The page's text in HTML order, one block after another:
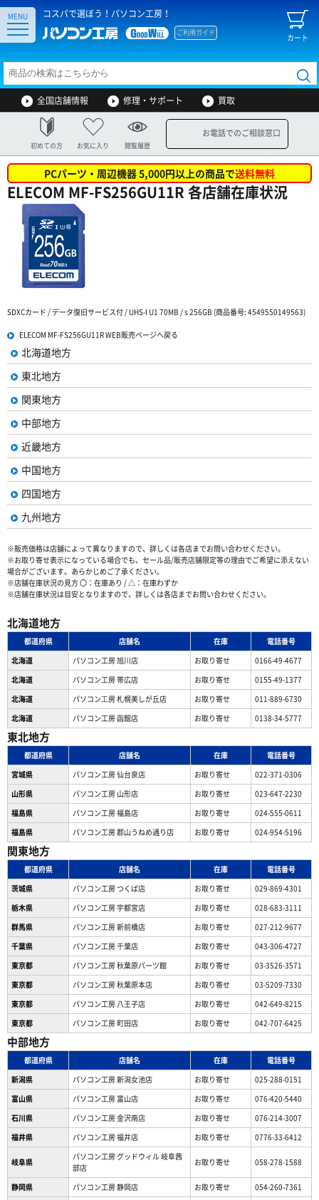
コスパで選ぼう！パソコン工房！
カート
ご利用ガイド
MENU
全国店舗情報 修理・サポート 買取
初めての方 お気に入り 閲覧履歴
お電話でのご相談窓口
PCパーツ・周辺機器 5,000円以上の商品で送料無料
ELECOM MF-FS256GU11R 各店舗在庫状況
SDXCカード / データ復旧サービス付 / UHS-I U1 70MB / s 256GB (商品番号: 4549550149563)
ELECOM MF-FS256GU11R WEB販売ページへ戻る
北海道地方
東北地方
関東地方
中部地方
近畿地方
中国地方
四国地方
九州地方
※販売価格は店舗によって異なりますので、詳しくは各店までお問い合わせください。
※お取り寄せ表示になっている場合でも、セール品/販売店舗限定等の理由でご希望に添えない
場合がございます。あらかじめご了承ください。
※店舗在庫状況の見方 〇：在庫あり / △：在庫わずか
※店舗在庫状況は目安となりますので、詳しくは各店までお問い合わせください。
北海道地方
都道府県 店舗名 在庫
電話番号
北海道
パソコン工房 旭川店 お取り寄せ
0166-49-4677
北海道
パソコン工房 帯広店 お取り寄せ
0155-49-1377
北海道
パソコン⼯房 札幌美しが丘店 お取り寄せ
011-889-6730
北海道
パソコン工房 函館店 お取り寄せ 0138-34-5777
東北地方
都道府県 店舗名 在庫
電話番号
宮城県
パソコン工房 仙台泉店 お取り寄せ
022-371-0306
山形県
パソコン工房 山形店 お取り寄せ
023-647-2230
福島県
パソコン工房 福島店 お取り寄せ
024-555-0611
福島県
パソコン工房 郡山うねめ通り店 お取り寄せ 024-954-5196
関東地方
都道府県 店舗名 在庫
電話番号
茨城県
パソコン工房 つくば店 お取り寄せ
029-869-4301
栃木県
パソコン工房 宇都宮店 お取り寄せ
028-683-3111
群馬県
パソコン工房 新前橋店 お取り寄せ
027-212-9677
千葉県
パソコン工房 千葉店 お取り寄せ
043-306-4727
東京都
パソコン工房 秋葉原パーツ館 お取り寄せ
03-3526-3571
東京都
パソコン工房 秋葉原本店 お取り寄せ
03-5209-7330
東京都
パソコン工房 八王子店 お取り寄せ
042-649-8215
東京都
パソコン工房 町田店 お取り寄せ 042-707-6425
中部地方
都道府県 店舗名 在庫
電話番号
新潟県
パソコン工房 新潟女池店 お取り寄せ
025-288-0151
富山県
パソコン工房 富山店 お取り寄せ
076-420-5440
石川県
パソコン工房 金沢南店 お取り寄せ
076-214-3007
福井県
パソコン工房 福井店 お取り寄せ 0776-33-6412
岐阜県
パソコン工房 グッドウィル 岐阜茜
部店
お取り寄せ 058-278-1588
静岡県 パソコン工房 静岡店 お取り寄せ
054-260-7361